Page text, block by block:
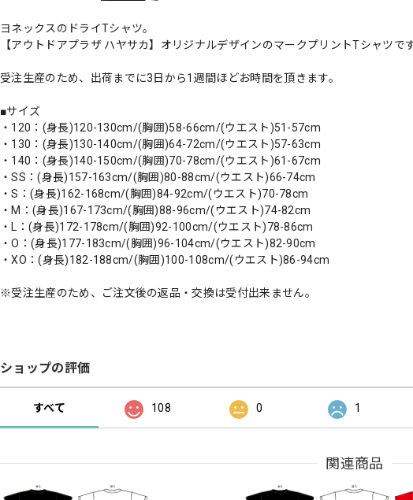
ヨネックスのドライTシャツ。
【アウトドアプラザ ハヤサカ】オリジナルデザインのマークプリントTシャツで
受注生産のため、出荷までに3日から1週間ほどお時間を頂きます。
■サイズ
・120：(身長)120-130cm/(胸囲)58-66cm/(ウエスト)51-57cm
・130：(身長)130-140cm/(胸囲)64-72cm/(ウエスト)57-63cm
・140：(身長)140-150cm/(胸囲)70-78cm/(ウエスト)61-67cm
・SS：(身長)157-163cm/(胸囲)80-88cm/(ウエスト)66-74cm
・S：(身長)162-168cm/(胸囲)84-92cm/(ウエスト)70-78cm
・M：(身長)167-173cm/(胸囲)88-96cm/(ウエスト)74-82cm
・L：(身長)172-178cm/(胸囲)92-100cm/(ウエスト)78-86cm
・O：(身長)177-183cm/(胸囲)96-104cm/(ウエスト)82-90cm
・XO：(身長)182-188cm/(胸囲)100-108cm/(ウエスト)86-94cm
※受注生産のため、ご注文後の返品・交換は受付出来ません。
ショップの評価
すべて 108 0 1
関連商品